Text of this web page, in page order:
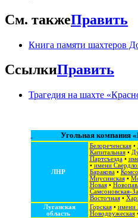
См. такжеПравить
Книга памяти шахтеров
СсылкиПравить
Трагедия на шахте
Угольная компания
ЛНР
Белореченская•
Капитальная•
Партсъезда•
• имени
Баракова•
Миусинская•
Новая•
Самсоновская-
Восточная•
Луганская
область
Горская• имени
Новодружеская